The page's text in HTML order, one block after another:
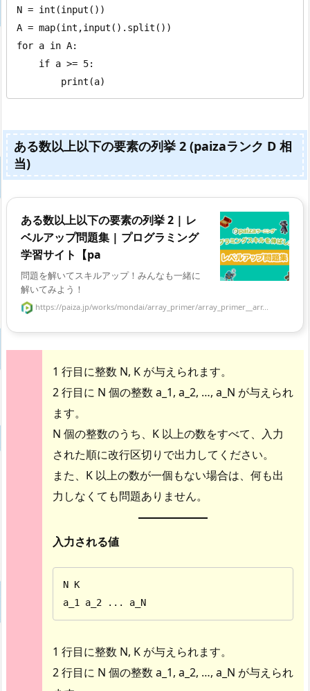
N = int(input())
A = map(int,input().split())
for a in A:
        print(a)
ある数以上以下の要素の列挙 2 (paizaランク D 相
当)
ある数以上以下の要素の列挙 2 | レ
ベルアップ問題集 | プログラミング
学習サイト【pa
問題を解いてスキルアップ！みんなも一緒に
解いてみよう！
https://paiza.jp/works/mondai/array_primer/array_primer__arr...
1 行目に整数 N, K が与えられます。
2 行目に N 個の整数 a_1, a_2, …, a_N が与えられ
ます。
N 個の整数のうち、K 以上の数をすべて、入力
された順に改行区切りで出力してください。
また、K 以上の数が一個もない場合は、何も出
力しなくても問題ありません。
入力される値
N K
a_1 a_2 ... a_N
1 行目に整数 N, K が与えられます。
2 行目に N 個の整数 a_1, a_2, …, a_N が与えられ